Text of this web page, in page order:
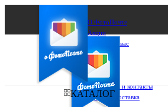
О ФотоПочте
Акции
Сделаем за вас
Бизнесу
FAQ
Франшиза
Поддержка и контакты
Оплата и доставка
КАТАЛОГ